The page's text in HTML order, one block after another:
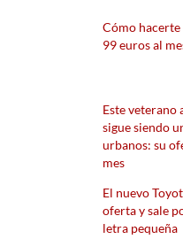
Cómo
99 euros al
Este veterano
sigue siendo
urbanos: su
mes
El nuevo
oferta y sale
letra pequeña